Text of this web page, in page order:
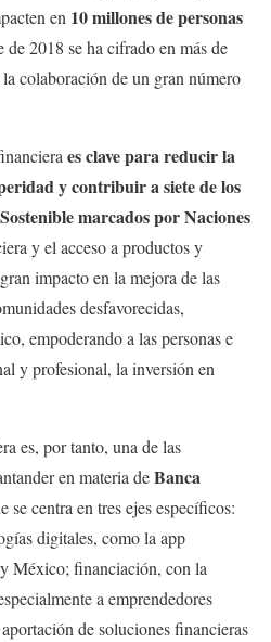
en 10 millones de personas
de 2018 se ha cifrado en más de
colaboración de un gran número
es clave para reducir la
y contribuir a siete de los
marcados por Naciones
y el acceso a productos y
impacto en la mejora de las
desfavorecidas,
empoderando a las personas e
y profesional, la inversión en
es, por tanto, una de las
en materia deBanca
se centra en tres ejes específicos:
digitales, como la app
México; financiación, con la
a emprendedores
de soluciones financieras